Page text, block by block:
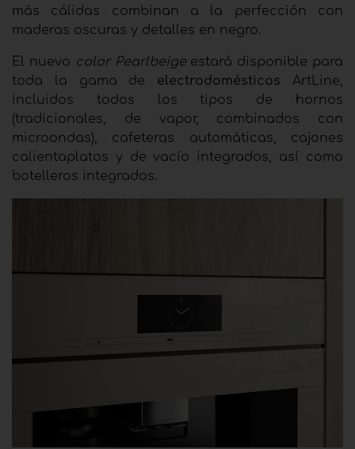
más cálidas combinan a la perfección con
maderas oscuras y detalles en negro.
El nuevo color Pearlbeigeestará disponible para
toda la gama de electrodomésticos ArtLine,
incluidos todos los tipos de hornos
(tradicionales, de vapor, combinados con
microondas), cafeteras automáticas, cajones
calientaplatos y de vacío integrados, así como
botelleros integrados.